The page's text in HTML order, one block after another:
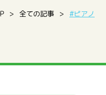
全ての記事 #ピアノ